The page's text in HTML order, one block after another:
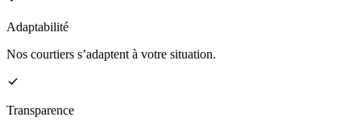
Adaptabilité
Nos courtiers s’adaptent à votre situation.
Transparence